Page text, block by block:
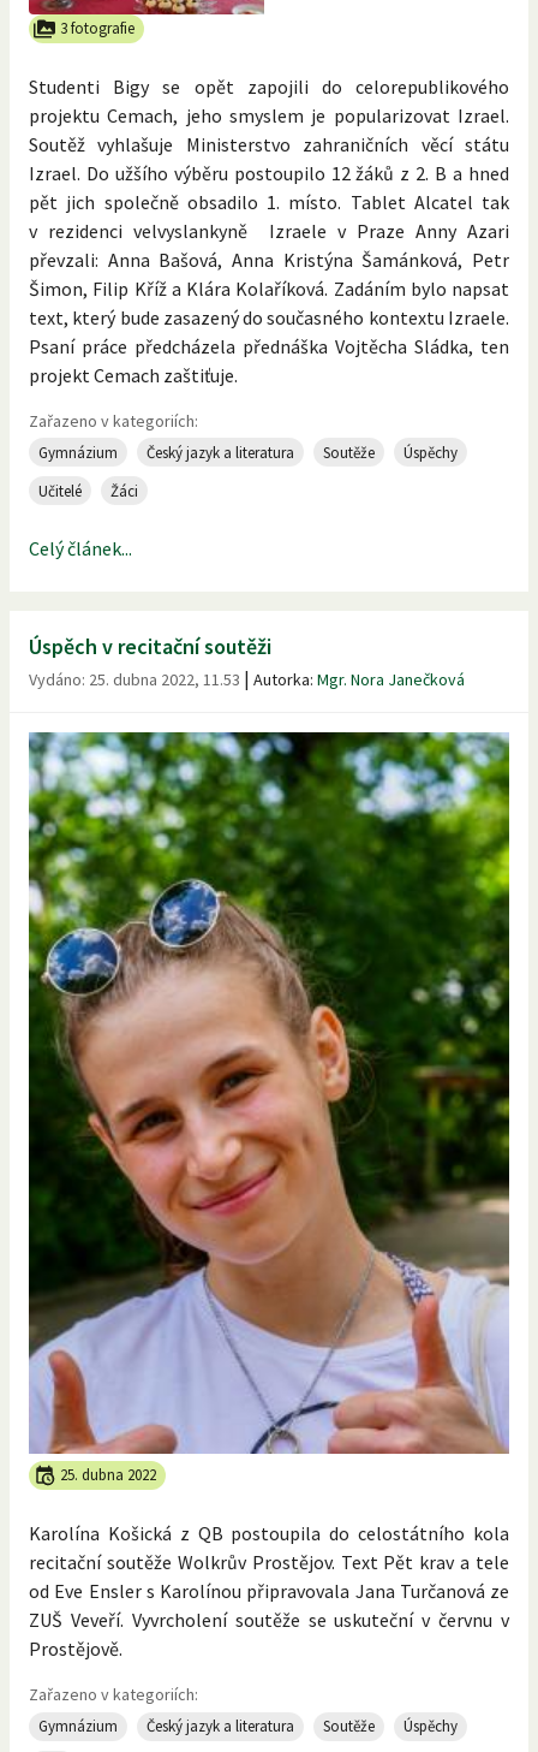
3 fotografie
Studenti Bigy se opět zapojili do celorepublikového
projektu Cemach, jeho smyslem je popularizovat Izrael.
Soutěž vyhlašuje Ministerstvo zahraničních věcí státu
Izrael. Do užšího výběru postoupilo 12 žáků z 2. B a hned
pět jich společně obsadilo 1. místo. Tablet Alcatel tak
v rezidenci velvyslankyně Izraele v Praze Anny Azari
převzali: Anna Bašová, Anna Kristýna Šamánková, Petr
Šimon, Filip Kříž a Klára Kolaříková. Zadáním bylo napsat
text, který bude zasazený do současného kontextu Izraele.
Psaní práce předcházela přednáška Vojtěcha Sládka, ten
projekt Cemach zaštiťuje.
Zařazeno v kategoriích:
Gymnázium Český jazyk a literatura Soutěže
Úspěchy
Učitelé
Žáci
Celý článek...
Úspěch v recitační soutěži
Vydáno: 25. dubna 2022, 11.53 | Autorka: Mgr. Nora Janečková
25. dubna 2022
Karolína Košická z QB postoupila do celostátního kola
recitační soutěže Wolkrův Prostějov. Text Pět krav a tele
od Eve Ensler s Karolínou připravovala Jana Turčanová ze
ZUŠ Veveří. Vyvrcholení soutěže se uskuteční v červnu v
Prostějově.
Zařazeno v kategoriích:
Gymnázium Český jazyk a literatura Soutěže Úspěchy